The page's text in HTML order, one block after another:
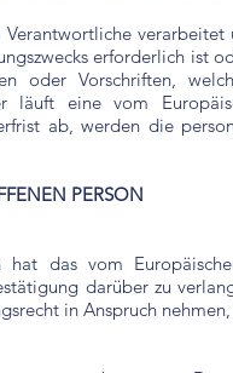
erforderlich ist
oder Vorschriften,
läuft eine vom
ab, werden die
PERSON
hat das vom
darüber zu
in Anspruch